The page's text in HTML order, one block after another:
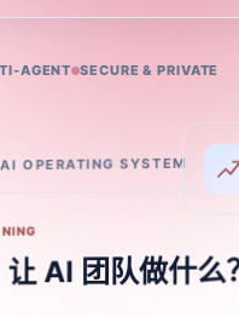
AGENT SECURE & PRIVATE
AI OPERATING SYSTEM
AI 团队做什么？